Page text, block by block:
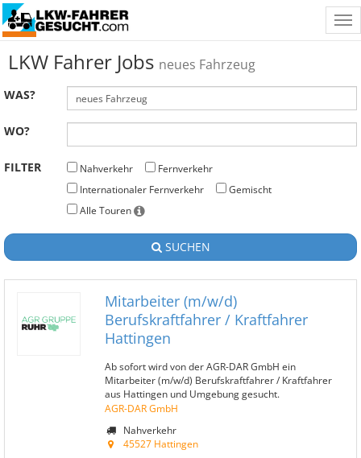
LKW Fahrer Jobs neues Fahrzeug
WAS?
WO?
FILTER Nahverkehr
Fernverkehr
Internationaler Fernverkehr
Gemischt
Alle Touren
SUCHEN
Mitarbeiter (m/w/d)
Berufskraftfahrer / Kraftfahrer
Hattingen
Ab sofort wird von der AGR-DAR GmbH ein
Mitarbeiter (m/w/d) Berufskraftfahrer / Kraftfahrer
aus Hattingen und Umgebung gesucht.
AGR-DAR GmbH
Nahverkehr
45527 Hattingen